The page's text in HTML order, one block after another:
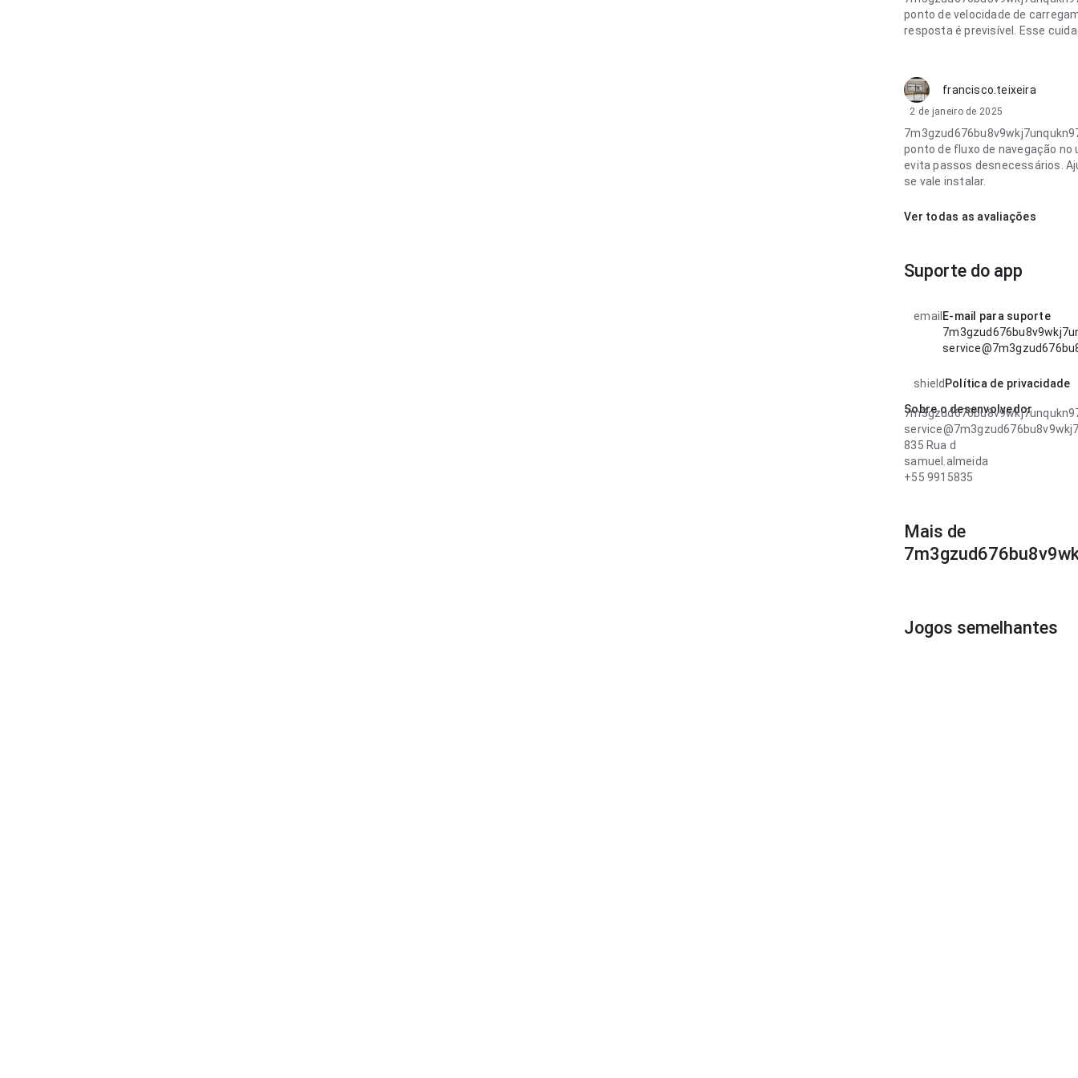
ponto de velocidade de
resposta é previsível. Esse
francisco.teixeira
2 de janeiro de 2025
ponto de fluxo de navegação no
evita passos desnecessários.
se vale instalar.
Ver todas as avaliações
Suporte do app
email E-mail para suporte
shield Política de privacidade
Sobre o desenvolvedor
835 Rua d
samuel.almeida
+55 9915835
Mais de
Jogos semelhantes